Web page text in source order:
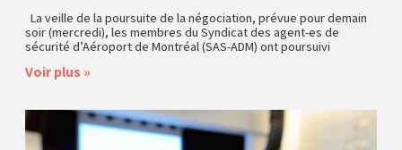
La veille de la poursuite de la négociation, prévue pour demain
soir (mercredi), les membres du Syndicat des agent-es de
sécurité d’Aéroport de Montréal (SAS-ADM) ont poursuivi
Voir plus »